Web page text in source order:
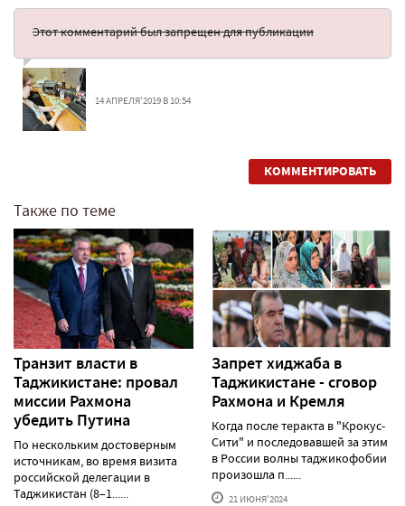
Этот комментарий был запрещен для публикации
14 АПРЕЛЯ'2019 В 10:54
КОММЕНТИРОВАТЬ
Также по теме
Транзит власти в
Таджикистане: провал
миссии Рахмона
убедить Путина
По нескольким достоверным
источникам, во время визита
российской делегации в
Таджикистан (8–1......
Запрет хиджаба в
Таджикистане - сговор
Рахмона и Кремля
Когда после теракта в "Крокус-
Сити" и последовавшей за этим
в России волны таджикофобии
произошла п......
21 ИЮНЯ'2024